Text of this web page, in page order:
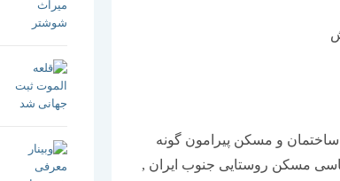
و مسکن پیرامون گونه
مسکن روستایی جنوب ایران ,